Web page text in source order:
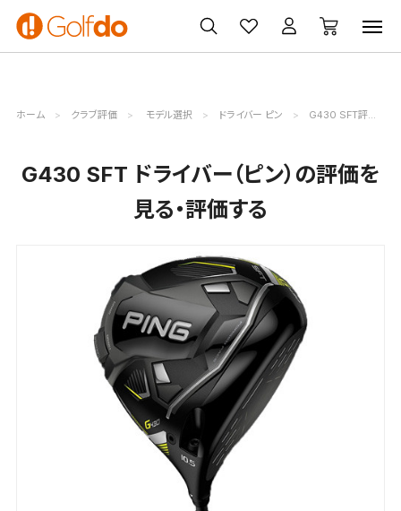
ゴルフ
クラブ
ゴルフ用品
買取
無料査定
クーポン
一覧
ホーム クラブ評価 モデル選択 ドライバー ピン G430 SFT評価詳細
G430 SFT ドライバー（ピン）の評価を
見る・評価する